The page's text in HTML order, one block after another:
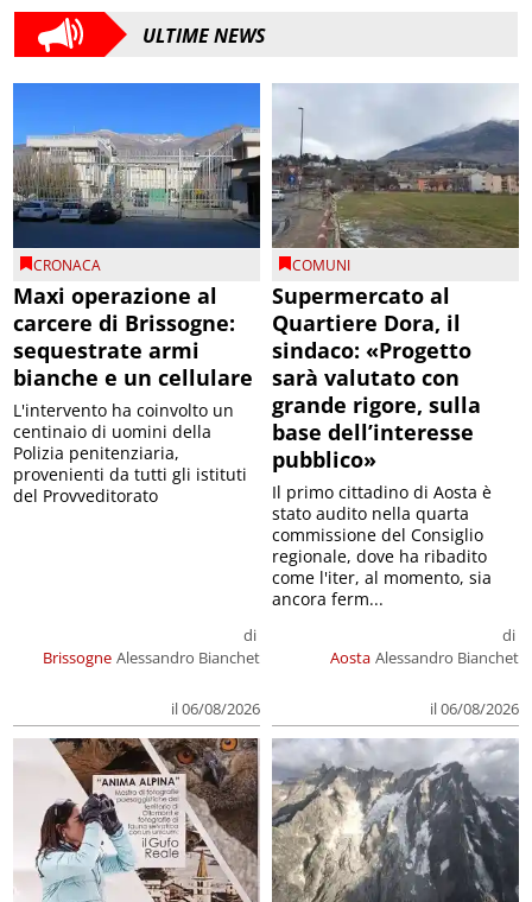
ULTIME NEWS
CRONACA
Maxi operazione al
carcere di Brissogne:
sequestrate armi
bianche e un cellulare
Brissogne
di
Alessandro Bianchet
il 06/08/2026
L'intervento ha coinvolto un
centinaio di uomini della
Polizia penitenziaria,
provenienti da tutti gli istituti
del Provveditorato
COMUNI
Supermercato al
Quartiere Dora, il
sindaco: «Progetto
sarà valutato con
grande rigore, sulla
base dell’interesse
pubblico»
Aosta
di
Alessandro Bianchet
il 06/08/2026
Il primo cittadino di Aosta è
stato audito nella quarta
commissione del Consiglio
regionale, dove ha ribadito
come l'iter, al momento, sia
ancora ferm...